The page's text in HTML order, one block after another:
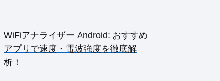
WiFiアナライザー Android: おすすめ
アプリで速度・電波強度を徹底解
析！